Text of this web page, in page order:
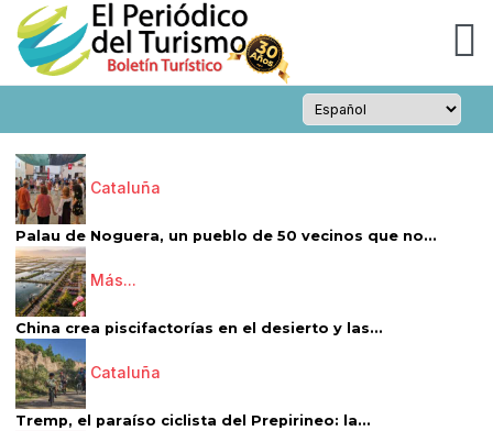
Cataluña
Palau de Noguera, un pueblo de 50 vecinos que no...
Más...
China crea piscifactorías en el desierto y las...
Cataluña
Tremp, el paraíso ciclista del Prepirineo: la...